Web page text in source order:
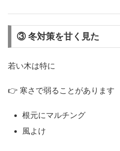
③ 冬対策を甘く見た
若い木は特に
👉 寒さで弱ることがあります
根元にマルチング
風よけ